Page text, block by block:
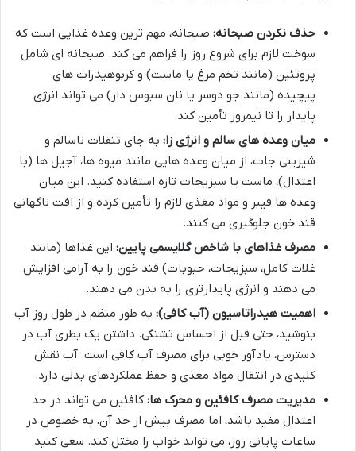
حذف نکردن صبحانه: صبحانه، مهم ترین وعده غذایی است که
سوخت لازم برای شروع روز را فراهم می کند. صبحانه ای شامل
پروتئین (مانند تخم مرغ یا ماست) و کربوهیدرات های
پیچیده (مانند جو دوسر یا نان سبوس دار) می تواند انرژی
پایدار را تا نیمروز تأمین کند.
میان وعده های سالم و انرژی زا: به جای تنقلات ناسالم و
شیرینی جات، از میان وعده هایی مانند میوه ها، آجیل ها (با
اعتدال)، ماست یا سبزیجات تازه استفاده کنید. این میان
وعده ها فیبر و مواد مغذی لازم را تأمین کرده و از افت ناگهانی
قند خون جلوگیری می کنند.
مصرف غذاهای با شاخص گلایسمی پایین: این غذاها (مانند
غلات کامل، سبزیجات، حبوبات) قند خون را به آرامی افزایش
می دهند و انرژی پایدارتری را به بدن می دهند.
اهمیت هیدراتاسیون (آب کافی): به طور منظم در طول روز آب
بنوشید، حتی قبل از احساس تشنگی. داشتن یک بطری آب در
دسترس، یادآور خوبی برای مصرف آب کافی است. آب نقش
کلیدی در انتقال مواد مغذی و حفظ عملکردهای بدنی دارد.
مدیریت مصرف کافئین و محرک ها: کافئین می تواند در حد
اعتدال مفید باشد، اما مصرف بیش از حد آن، به خصوص در
ساعات پایانی روز، می تواند خواب را مختل کند. سعی کنید